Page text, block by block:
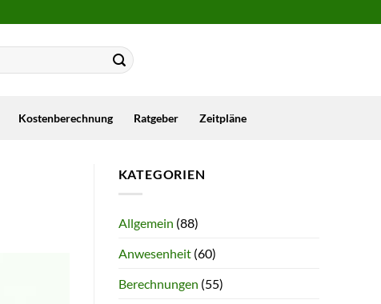
Kostenberechnung Ratgeber Zeitpläne
KATEGORIEN
Allgemein (88)
Anwesenheit(60)
Berechnungen (55)